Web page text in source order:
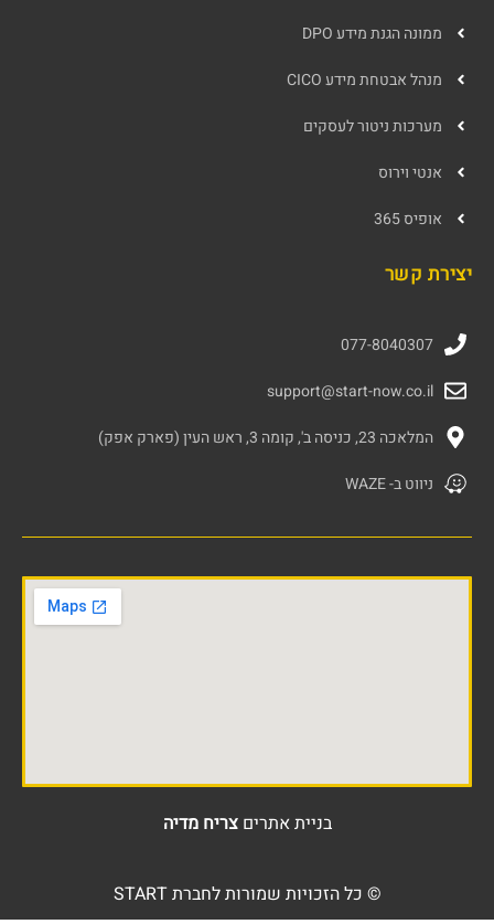
ממונה הגנת מידע DPO
מנהל אבטחת מידע CICO
מערכות ניטור לעסקים
אנטי וירוס
אופיס 365
יצירת קשר
077-8040307
support@start-now.co.il
המלאכה 23, כניסה ב', קומה 3, ראש העין (פארק אפק)
ניווט ב- WAZE
בניית אתריםצריח מדיה
© כל הזכויות שמורות לחברת START